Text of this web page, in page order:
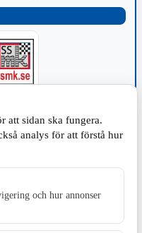
1991 som sedan 2002 ger
att sidan ska fungera.
analys för att förstå hur
och hur annonser